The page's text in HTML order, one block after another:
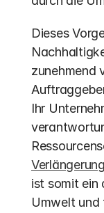
Dieses
zunehmend
Ihr
ist somit ein
Umwelt und